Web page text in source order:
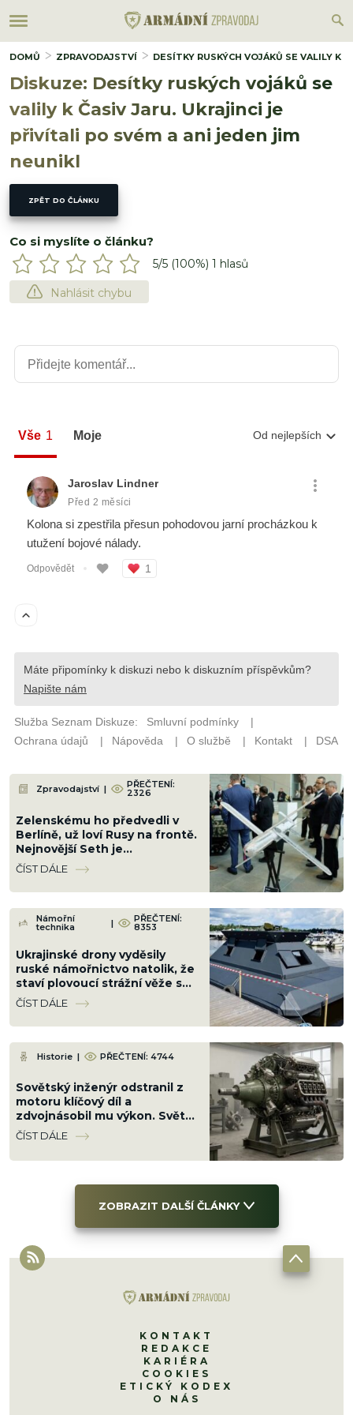
DOMŮ ZPRAVODAJSTVÍ DESÍTKY RUSKÝCH VOJÁKŮ SE VALILY K
Diskuze: Desítky ruských vojáků se
valily k Časiv Jaru. Ukrajinci je
přivítali po svém a ani jeden jim
neunikl
ZPĚT DO ČLÁNKU
Co si myslíte o článku?
5/5 (100%) 1 hlasů
Nahlásit chybu
Zpravodajství | PŘEČTENÍ:
2326
Zelenskému ho předvedli v
Berlíně, už loví Rusy na frontě.
Nejnovější Seth je
postrachem, který vojáci
nevidí ani neslyší
ČÍST DÁLE
Námořní
technika | PŘEČTENÍ:
8353
Ukrajinské drony vyděsily
ruské námořnictvo natolik, že
staví plovoucí strážní věže s
kulometem. Věří, že to stačí
ČÍST DÁLE
Historie | PŘEČTENÍ: 4744
Sovětský inženýr odstranil z
motoru klíčový díl a
zdvojnásobil mu výkon. Svět
na jeho patent zapomněl, teď
se k němu vrací
ČÍST DÁLE
ZOBRAZIT DALŠÍ ČLÁNKY
KONTAKT
REDAKCE
KARIÉRA
COOKIES
ETICKÝ KODEX
O NÁS